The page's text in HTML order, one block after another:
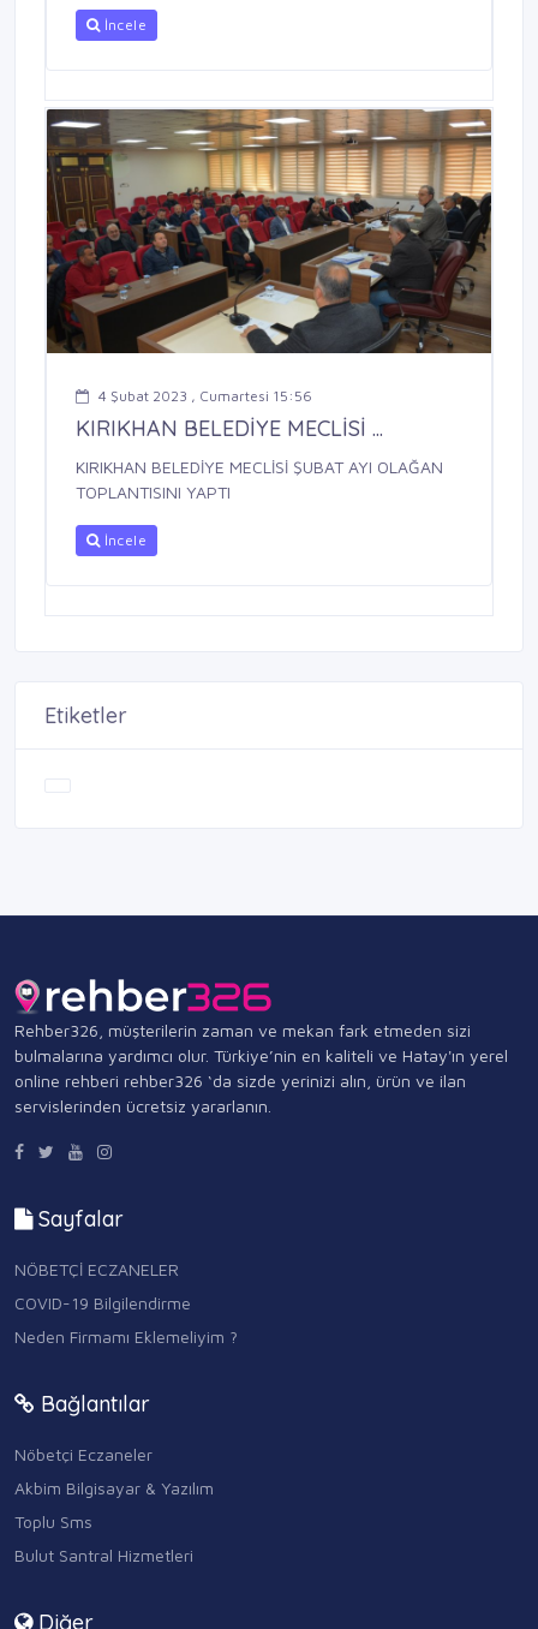
İncele
4 Şubat 2023 , Cumartesi 15:56
KIRIKHAN BELEDİYE MECLİSİ ...
KIRIKHAN BELEDİYE MECLİSİ ŞUBAT AYI OLAĞAN
TOPLANTISINI YAPTI
İncele
Etiketler
Rehber326, müşterilerin zaman ve mekan fark etmeden sizi
bulmalarına yardımcı olur. Türkiye’nin en kaliteli ve Hatay'ın yerel
online rehberi rehber326 ‘da sizde yerinizi alın, ürün ve ilan
servislerinden ücretsiz yararlanın.
Sayfalar
NÖBETÇİ ECZANELER
COVID-19 Bilgilendirme
Neden Firmamı Eklemeliyim ?
Bağlantılar
Nöbetçi Eczaneler
Akbim Bilgisayar & Yazılım
Toplu Sms
Bulut Santral Hizmetleri
Diğer